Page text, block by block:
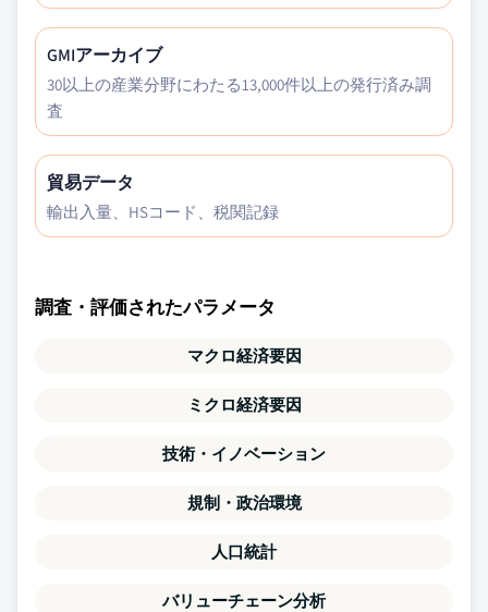
GMIアーカイブ
30以上の産業分野にわたる13,000件以上の発行済み調
査
貿易データ
輸出入量、HSコード、税関記録
調査・評価されたパラメータ
マクロ経済要因
ミクロ経済要因
技術・イノベーション
規制・政治環境
人口統計
バリューチェーン分析